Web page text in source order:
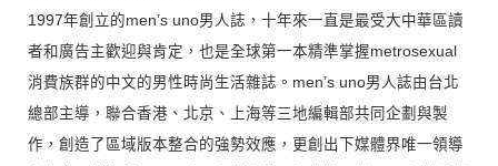
1997年創立的men’s uno男人誌，十年來一直是最受大中華區讀
者和廣告主歡迎與肯定，也是全球第一本精準掌握metrosexual
消費族群的中文的男性時尚生活雜誌。men’s uno男人誌由台北
總部主導，聯合香港、北京、上海等三地編輯部共同企劃與製
作，創造了區域版本整合的強勢效應，更創出下媒體界唯一領導